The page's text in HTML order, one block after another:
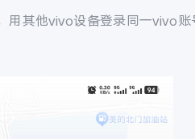
用其他vivo设备登录同一vivo账